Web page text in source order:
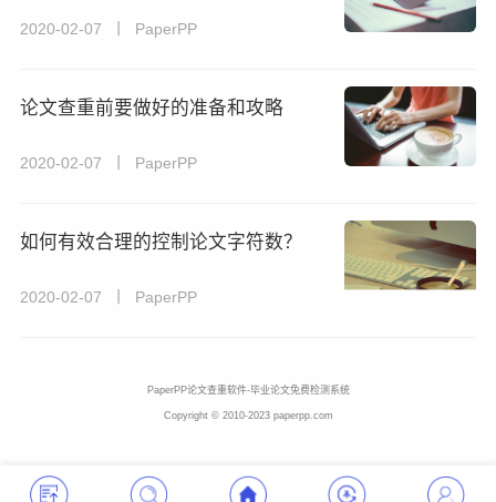
2020-02-07 丨 PaperPP
论文查重前要做好的准备和攻略
2020-02-07 丨 PaperPP
如何有效合理的控制论文字符数？
2020-02-07 丨 PaperPP
PaperPP论文查重软件-毕业论文免费检测系统
Copyright © 2010-2023 paperpp.com